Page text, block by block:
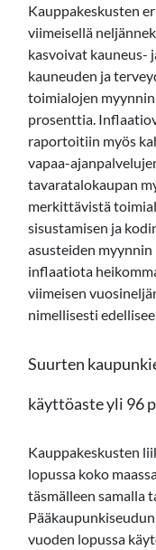
Kauppakeskusten
viimeisellä
kasvoivat kauneus-
kauneuden ja
toimialojen
prosenttia.
raportoitiin myös
vapaa-
tavaratalokaupan
merkittävistä
sisustamisen ja
asusteiden myynnin
inflaatiota
viimeisen
nimellisesti
Suurten
käyttöaste yli 96
Kauppakeskusten
lopussa koko
täsmälleen samalla
vuoden lopussa